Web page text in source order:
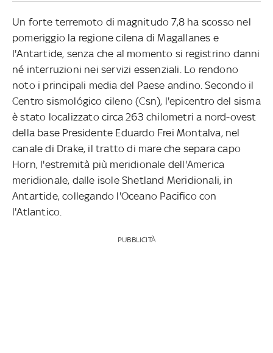
Un forte terremoto di magnitudo 7,8 ha scosso nel
pomeriggio la regione cilena di Magallanes e
l'Antartide, senza che al momento si registrino danni
né interruzioni nei servizi essenziali. Lo rendono
noto i principali media del Paese andino. Secondo il
Centro sismológico cileno (Csn), l'epicentro del sisma
è stato localizzato circa 263 chilometri a nord-ovest
della base Presidente Eduardo Frei Montalva, nel
canale di Drake, il tratto di mare che separa capo
Horn, l'estremità più meridionale dell'America
meridionale, dalle isole Shetland Meridionali, in
Antartide, collegando l'Oceano Pacifico con
l'Atlantico.
PUBBLICITÀ